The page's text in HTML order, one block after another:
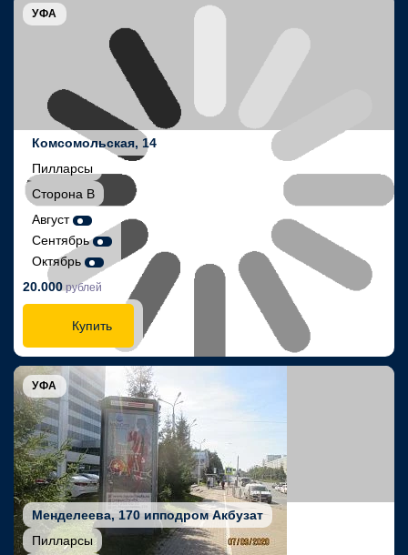
УФА
Комсомольская, 14
Пилларсы
Сторона В
Август
Сентябрь
Октябрь
20.000 рублей
Купить
УФА
Менделеева, 170 ипподром Акбузат
Пилларсы